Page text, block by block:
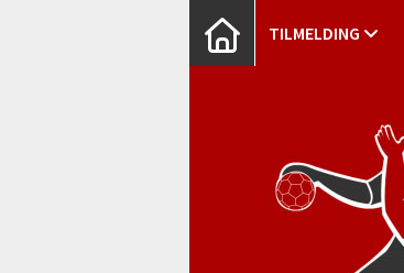
TILMELDING